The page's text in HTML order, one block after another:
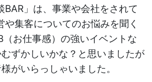
BAR」は、事業や会社をされて
や集客についてのお悩みを聞く
お仕事感）の強いイベントな
ずかしいかな？と思いましたが
がいらっしゃいました。